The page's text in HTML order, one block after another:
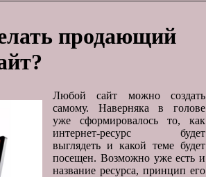
продающий
Любой сайт можно создать
самому. Наверняка в голове
уже сформировалось то, как
интернет-ресурс будет
выглядеть и какой теме будет
посещен. Возможно уже есть и
название ресурса, принцип его